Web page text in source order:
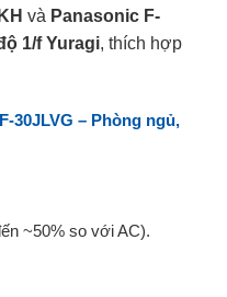
và Panasonic F-
1/f Yuragi, thích hợp
30JLVG – Phòng ngủ,
~50% so với AC).